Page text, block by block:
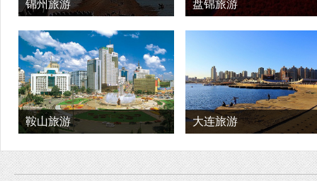
锦州旅游 盘锦旅游
鞍山旅游 大连旅游